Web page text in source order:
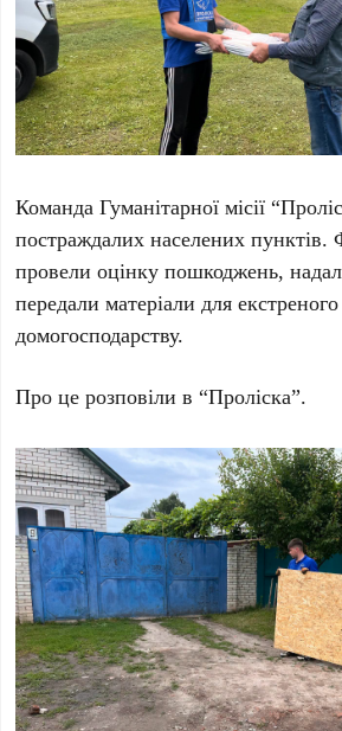
Команда Гуманітарної місії
постраждалих населених пунктів.
провели оцінку пошкоджень,
передали матеріали для
домогосподарству.
Про це розповіли в “Проліска”.